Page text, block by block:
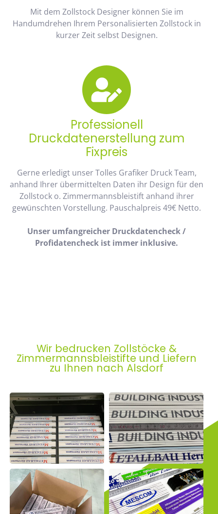
Mit dem Zollstock Designer können Sie im
Handumdrehen Ihrem Personalisierten Zollstock in
kurzer Zeit selbst Designen.
Professionell
Druckdatenerstellung zum
Fixpreis
Gerne erledigt unser Tolles Grafiker Druck Team,
anhand Ihrer übermittelten Daten ihr Design für den
Zollstock o. Zimmermannsbleistift anhand ihrer
gewünschten Vorstellung. Pauschalpreis 49€ Netto.
Unser umfangreicher Druckdatencheck /
Profidatencheck ist immer inklusive.
Wir bedrucken Zollstöcke &
Zimmermannsbleistifte und Liefern
zu Ihnen nach Alsdorf